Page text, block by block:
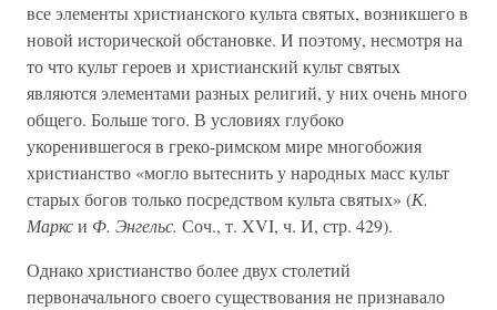
все элементы христианского культа святых, возникшего в
новой исторической обстановке. И поэтому, несмотря на
то что культ героев и христианский культ святых
являются элементами разных религий, у них очень много
общего. Больше того. В условиях глубоко
укоренившегося в греко-римском мире многобожия
христианство «могло вытеснить у народных масс культ
старых богов только посредством культа святых» (К.
Маркси Ф. Энгельс. Соч., т. XVI, ч. И, стр. 429).
Однако христианство более двух столетий
первоначального своего существования не признавало